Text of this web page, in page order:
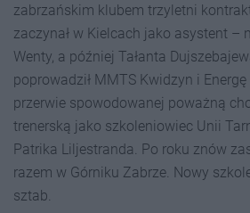
zabrzańskim klubem trzyletni
zaczynał w Kielcach jako asystent –
Wenty, a później Tałanta
poprowadził MMTS Kwidzyn i
przerwie spowodowanej poważną
trenerską jako szkoleniowiec Unii
Patrika Liljestranda. Po roku znów
razem w Górniku Zabrze. Nowy
sztab.